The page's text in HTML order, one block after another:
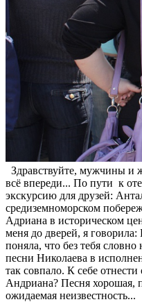
Здравствуйте, мужчины и
всё впереди... По пути к
экскурсию для друзей:
средиземноморском
Адриана в историческом
меня до дверей, я
поняла, что без тебя
песни Николаева в
так совпало. К себе
Андриана? Песня хорошая,
ожидаемая неизвестность...